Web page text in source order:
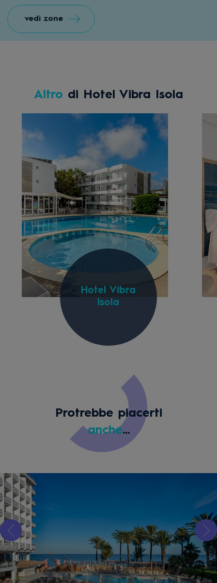
vedi zone
Altro di Hotel Vibra Isola
Hotel Vibra
Isola
Protrebbe piacerti
anche...